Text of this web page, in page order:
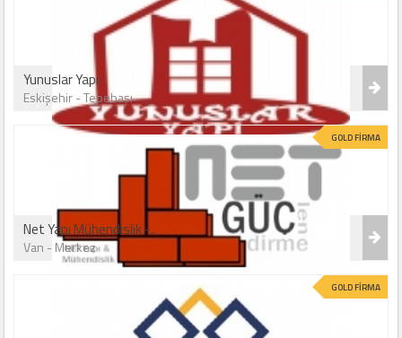
Giresun
Gümüşhane Hakkari
Hatay Isparta
İstanbul
Kars
Kastamonu Kayseri
Kahramanmaraş
Yunuslar Yapı
Eskişehir - Tepebaşı
GOLD FİRMA
Net Yapı Mühendislik -..
Van - Merkez
GOLD FİRMA